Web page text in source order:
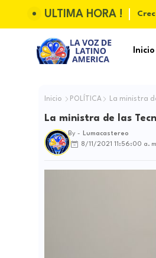
ULTIMA HORA !
Inicio
Inicio POLÍTICA La ministra
La ministra de las
By -
Lumacastereo
8/11/2021 11:56:00 a.